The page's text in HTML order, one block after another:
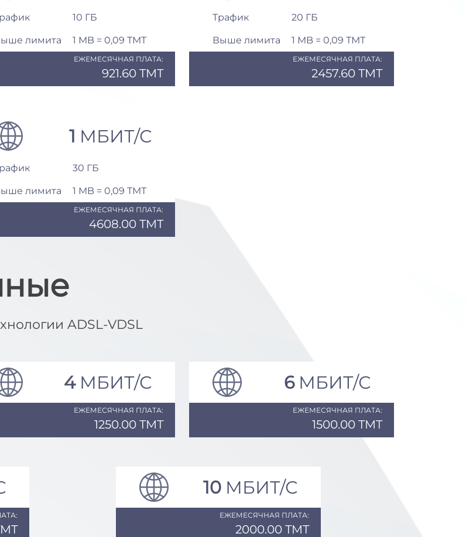
10 ГБ
лимита 1 MB = 0,09 ТМТ
ЕЖЕМЕСЯЧНАЯ ПЛАТА:
921.60 TMT
Трафик 20 ГБ
Выше лимита 1 MB = 0,09 ТМТ
ЕЖЕМЕСЯЧНАЯ ПЛАТА:
2457.60 TMT
1 МБИТ/С
30 ГБ
лимита 1 MB = 0,09 ТМТ
ЕЖЕМЕСЯЧНАЯ ПЛАТА:
4608.00 TMT
ADSL-VDSL
4 МБИТ/С
ЕЖЕМЕСЯЧНАЯ ПЛАТА:
1250.00 TMT
6 МБИТ/С
ЕЖЕМЕСЯЧНАЯ ПЛАТА:
1500.00 TMT
10 МБИТ/С
ЕЖЕМЕСЯЧНАЯ ПЛАТА:
2000.00 TMT